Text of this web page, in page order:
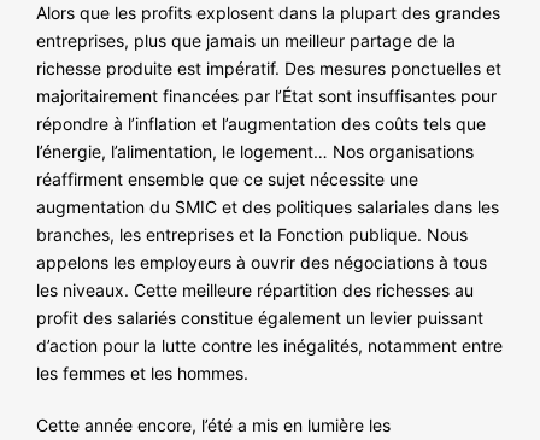
Alors que les profits explosent dans la plupart des grandes
entreprises, plus que jamais un meilleur partage de la
richesse produite est impératif. Des mesures ponctuelles et
majoritairement financées par l’État sont insuffisantes pour
répondre à l’inflation et l’augmentation des coûts tels que
l’énergie, l’alimentation, le logement… Nos organisations
réaffirment ensemble que ce sujet nécessite une
augmentation du SMIC et des politiques salariales dans les
branches, les entreprises et la Fonction publique. Nous
appelons les employeurs à ouvrir des négociations à tous
les niveaux. Cette meilleure répartition des richesses au
profit des salariés constitue également un levier puissant
d’action pour la lutte contre les inégalités, notamment entre
les femmes et les hommes.
Cette année encore, l’été a mis en lumière les